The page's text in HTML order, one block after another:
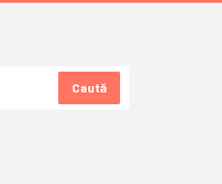
Caută